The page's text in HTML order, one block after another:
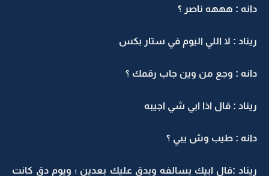
دانه : هههه ناصر ؟
ريناد : لا اللي اليوم في ستار بكس
دانه : وجع من وين جاب رقمك ؟
ريناد : قال اذا ابي شي اجيبه
دانه : طيب وش يبي ؟
ريناد :قال ابيك بسالفه وبدق عليك بعدين ؛ ويوم دق كانت